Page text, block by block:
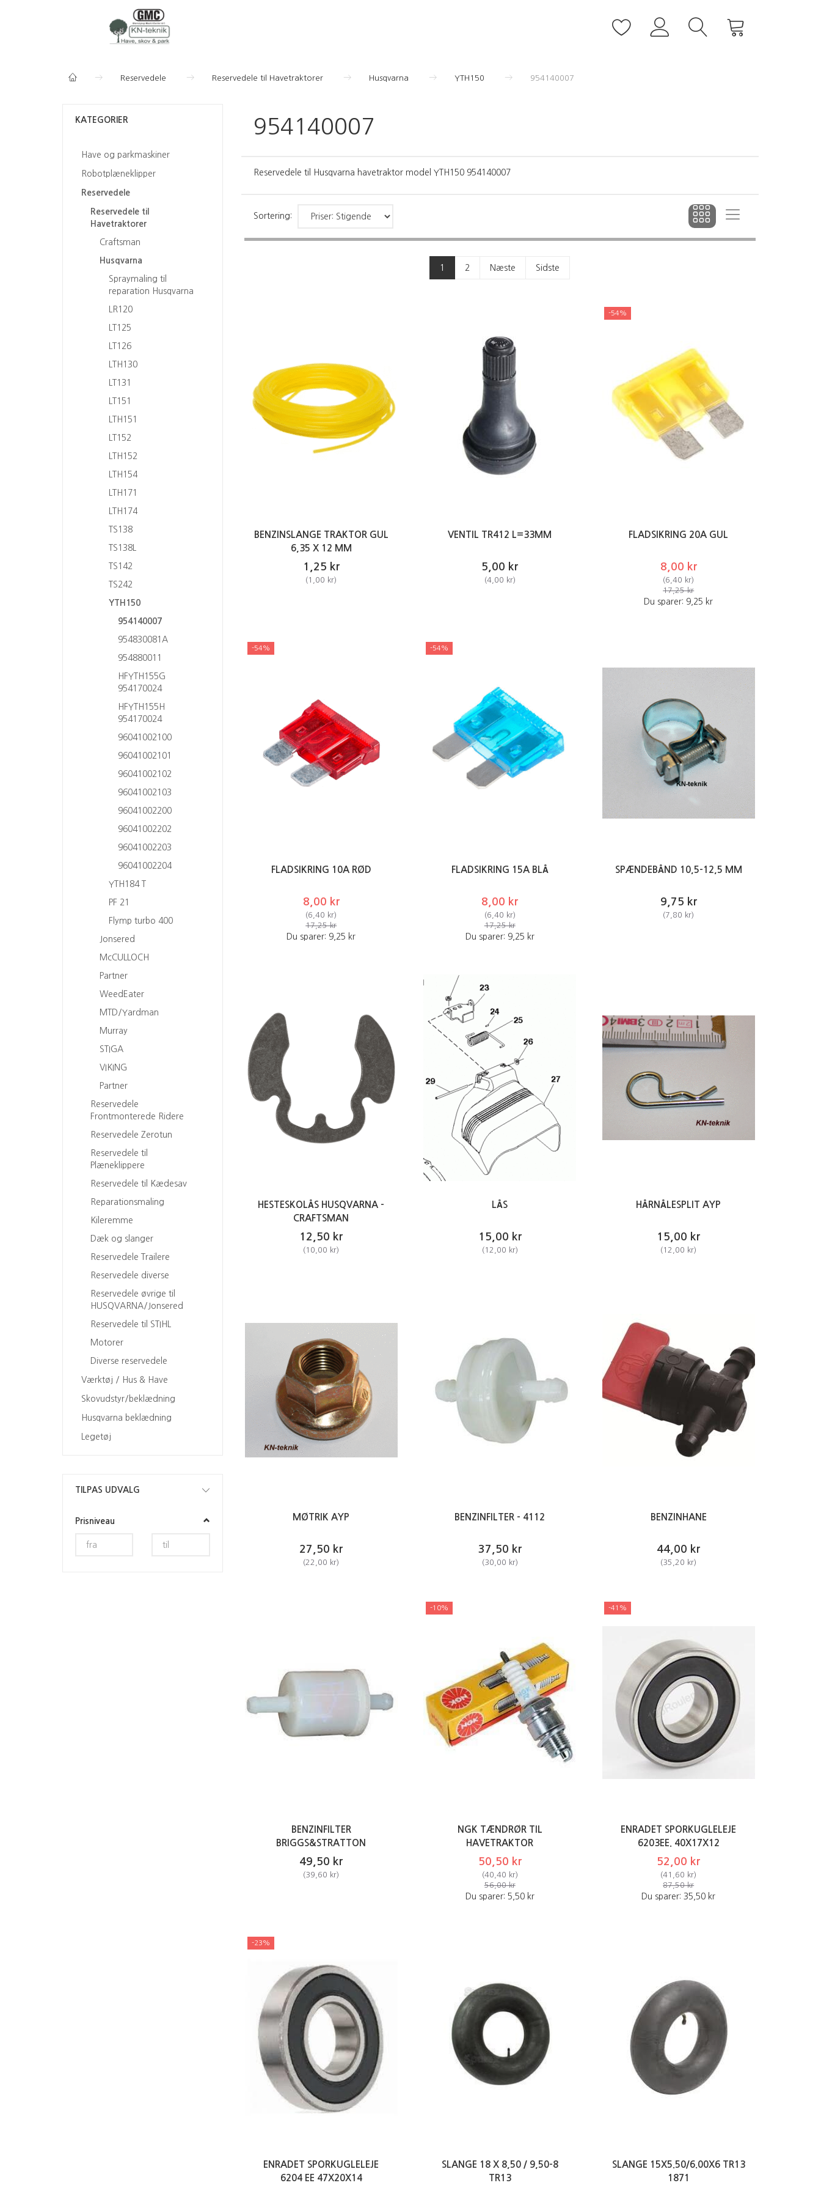
Reservedele Reservedele til Havetraktorer Husqvarna YTH150 954140007
KATEGORIER
Have og parkmaskiner
Robotplæneklipper
Reservedele
Reservedele til
Havetraktorer
Craftsman
Husqvarna
Spraymaling til
reparation Husqvarna
LR120
LT125
LT126
LTH130
LT131
LT151
LTH151
LT152
LTH152
LTH154
LTH171
LTH174
TS138
TS138L
TS142
TS242
YTH150
954140007
954830081A
954880011
HFYTH155G
954170024
HFYTH155H
954170024
96041002100
96041002101
96041002102
96041002103
96041002200
96041002202
96041002203
96041002204
YTH184 T
PF 21
Flymp turbo 400
Jonsered
McCULLOCH
Partner
WeedEater
MTD/Yardman
Murray
STIGA
VIKING
Partner
Reservedele
Frontmonterede Ridere
Reservedele Zerotun
Reservedele til
Plæneklippere
Reservedele til Kædesav
Reparationsmaling
Kileremme
Dæk og slanger
Reservedele Trailere
Reservedele diverse
Reservedele øvrige til
HUSQVARNA/Jonsered
Reservedele til STIHL
Motorer
Diverse reservedele
Værktøj / Hus & Have
Skovudstyr/beklædning
Husqvarna beklædning
Legetøj
TILPAS UDVALG
Prisniveau
954140007
Reservedele til Husqvarna havetraktor model YTH150 954140007
Sortering:
1 2 Næste Sidste
BENZINSLANGE TRAKTOR GUL
6,35 X 12 MM
1,25 kr
(1,00 kr)
VENTIL TR412 L=33MM
5,00 kr
(4,00 kr)
-54%
FLADSIKRING 20A GUL
8,00 kr
(6,40 kr)
17,25 kr
Du sparer: 9,25 kr
-54%
FLADSIKRING 10A RØD
8,00 kr
(6,40 kr)
17,25 kr
Du sparer: 9,25 kr
-54%
FLADSIKRING 15A BLÅ
8,00 kr
(6,40 kr)
17,25 kr
Du sparer: 9,25 kr
SPÆNDEBÅND 10,5-12,5 MM
9,75 kr
(7,80 kr)
HESTESKOLÅS HUSQVARNA -
CRAFTSMAN
12,50 kr
(10,00 kr)
LÅS
15,00 kr
(12,00 kr)
HÅRNÅLESPLIT AYP
15,00 kr
(12,00 kr)
MØTRIK AYP
27,50 kr
(22,00 kr)
BENZINFILTER - 4112
37,50 kr
(30,00 kr)
BENZINHANE
44,00 kr
(35,20 kr)
BENZINFILTER
BRIGGS&STRATTON
49,50 kr
(39,60 kr)
-10%
NGK TÆNDRØR TIL
HAVETRAKTOR
50,50 kr
(40,40 kr)
56,00 kr
Du sparer: 5,50 kr
-41%
ENRADET SPORKUGLELEJE
6203EE. 40X17X12
52,00 kr
(41,60 kr)
87,50 kr
Du sparer:35,50 kr
-23%
ENRADET SPORKUGLELEJE
6204 EE 47X20X14
SLANGE 18 X 8,50 / 9,50-8
TR13
SLANGE 15X5.50/6.00X6 TR13
1871